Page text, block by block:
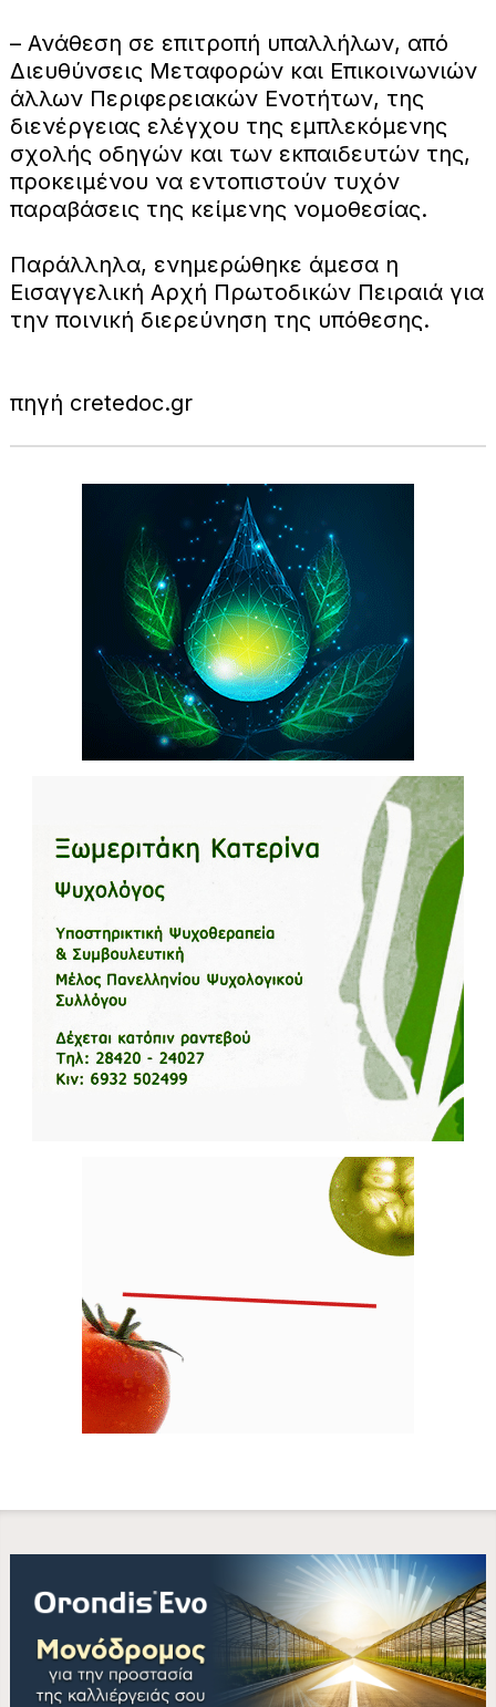
– Ανάθεση σε επιτροπή υπαλλήλων, από
Διευθύνσεις Μεταφορών και Επικοινωνιών
άλλων Περιφερειακών Ενοτήτων, της
διενέργειας ελέγχου της εμπλεκόμενης
σχολής οδηγών και των εκπαιδευτών της,
προκειμένου να εντοπιστούν τυχόν
παραβάσεις της κείμενης νομοθεσίας.
Παράλληλα, ενημερώθηκε άμεσα η
Εισαγγελική Αρχή Πρωτοδικών Πειραιά για
την ποινική διερεύνηση της υπόθεσης.
πηγή cretedoc.gr